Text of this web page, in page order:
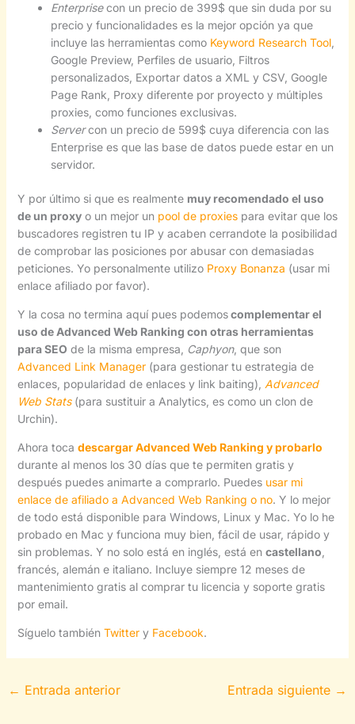
Enterprisecon un precio de 399$ que sin duda por su
precio y funcionalidades es la mejor opción ya que
incluye las herramientas como Keyword Research Tool,
Google Preview, Perfiles de usuario, Filtros
personalizados, Exportar datos a XML y CSV, Google
Page Rank, Proxy diferente por proyecto y múltiples
proxies, como funciones exclusivas.
Servercon un precio de 599$ cuya diferencia con las
Enterprise es que las base de datos puede estar en un
servidor.
Y por último si que es realmente muy recomendado el uso
de un proxyo un mejor un pool de proxiespara evitar que los
buscadores registren tu IP y acaben cerrandote la posibilidad
de comprobar las posiciones por abusar con demasiadas
peticiones. Yo personalmente utilizo Proxy Bonanza (usar mi
enlace afiliado por favor).
Y la cosa no termina aquí pues podemoscomplementar el
uso de Advanced Web Ranking con otras herramientas
para SEO de la misma empresa, Caphyon, que son
Advanced Link Manager(para gestionar tu estrategia de
enlaces, popularidad de enlaces y link baiting), Advanced
Web Stats(para sustituir a Analytics, es como un clon de
Urchin).
Ahora toca descargar Advanced Web Ranking y probarlo
durante al menos los 30 días que te permiten gratis y
después puedes animarte a comprarlo. Puedes usar mi
enlace de afiliado a Advanced Web Ranking o no. Y lo mejor
de todo está disponible para Windows, Linux y Mac. Yo lo he
probado en Mac y funciona muy bien, fácil de usar, rápido y
sin problemas. Y no solo está en inglés, está en castellano
francés, alemán e italiano. Incluye siempre 12 meses de
mantenimiento gratis al comprar tu licencia y soporte gratis
por email.
Síguelo también Twittery Facebook.
← Entrada anterior Entrada siguiente →